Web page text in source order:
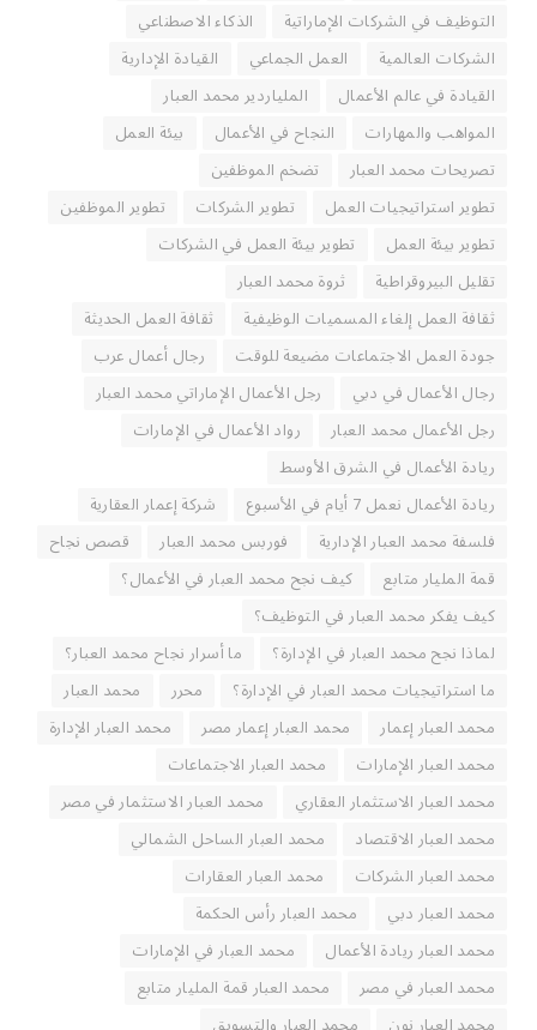
التوظيف في الشركات الإماراتية
الذكاء الاصطناعي
الشركات العالمية
العمل الجماعي
القيادة الإدارية
القيادة في عالم الأعمال
الملياردير محمد العبار
المواهب والمهارات
النجاح في الأعمال
بيئة العمل
تصريحات محمد العبار
تضخم الموظفين
تطوير استراتيجيات العمل
تطوير الشركات
تطوير الموظفين
تطوير بيئة العمل
تطوير بيئة العمل في الشركات
تقليل البيروقراطية
ثروة محمد العبار
ثقافة العمل إلغاء المسميات الوظيفية
ثقافة العمل الحديثة
جودة العمل الاجتماعات مضيعة للوقت
رجال أعمال عرب
رجال الأعمال في دبي
رجل الأعمال الإماراتي محمد العبار
رجل الأعمال محمد العبار
رواد الأعمال في الإمارات
ريادة الأعمال في الشرق الأوسط
ريادة الأعمال نعمل 7 أيام في الأسبوع
شركة إعمار العقارية
فلسفة محمد العبار الإدارية
فوربس محمد العبار
قصص نجاح
قمة المليار متابع
كيف نجح محمد العبار في الأعمال؟
كيف يفكر محمد العبار في التوظيف؟
لماذا نجح محمد العبار في الإدارة؟
ما أسرار نجاح محمد العبار؟
ما استراتيجيات محمد العبار في الإدارة؟
محرر
محمد العبار
محمد العبار إعمار
محمد العبار إعمار مصر
محمد العبار الإدارة
محمد العبار الإمارات
محمد العبار الاجتماعات
محمد العبار الاستثمار العقاري
محمد العبار الاستثمار في مصر
محمد العبار الاقتصاد
محمد العبار الساحل الشمالي
محمد العبار الشركات
محمد العبار العقارات
محمد العبار دبي
محمد العبار رأس الحكمة
محمد العبار ريادة الأعمال
محمد العبار في الإمارات
محمد العبار في مصر
محمد العبار قمة المليار متابع